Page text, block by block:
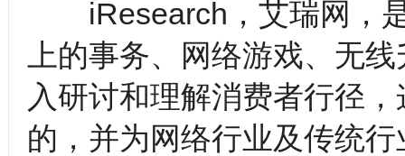
iResearch，艾瑞网，是
上的事务、网络游戏、无
入研讨和理解消费者行径
的，并为网络行业及传统